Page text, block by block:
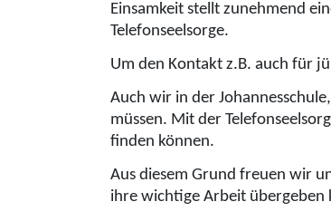
Einsamkeit stellt zunehmend
Telefonseelsorge.
Um den Kontakt z.B. auch für
Auch wir in der
müssen. Mit der
finden können.
Aus diesem Grund freuen wir
ihre wichtige Arbeit übergeben